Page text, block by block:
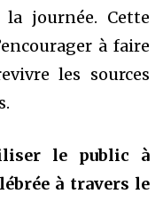
journée. Cette
à faire
les sources
le public à
à travers le